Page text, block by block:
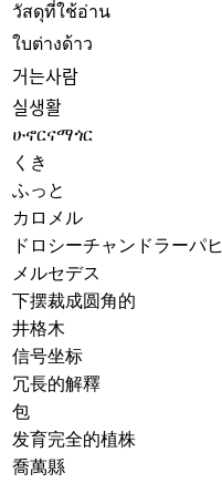
วัสดุที่ใช้อ่าน
ใบต่างด้าว
거는사람
실생활
ሁኖርናማጎር
くき
ふっと
カロメル
ドロシーチャンドラーパヒ
メルセデス
下摆裁成圆角的
井格木
信号坐标
冗長的解釋
包
发育完全的植株
喬萬縣